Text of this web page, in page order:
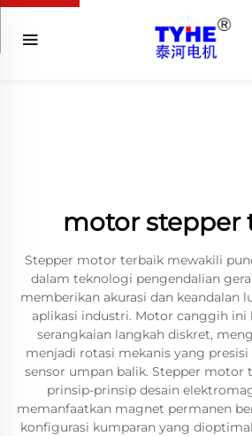
motor stepper
Stepper motor terbaik mewakili
dalam teknologi pengendalian
memberikan akurasi dan keandalan
aplikasi industri. Motor canggih ini
serangkaian langkah diskret,
menjadi rotasi mekanis yang
sensor umpan balik. Stepper motor
prinsip-prinsip desain
memanfaatkan magnet permanen
konfigurasi kumparan yang